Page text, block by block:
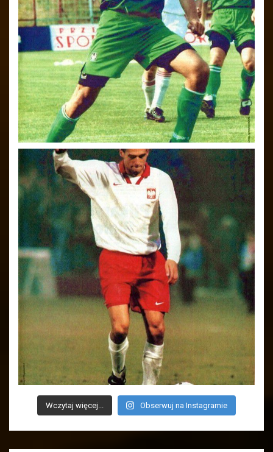
Wczytaj więcej... Obserwuj na Instagramie